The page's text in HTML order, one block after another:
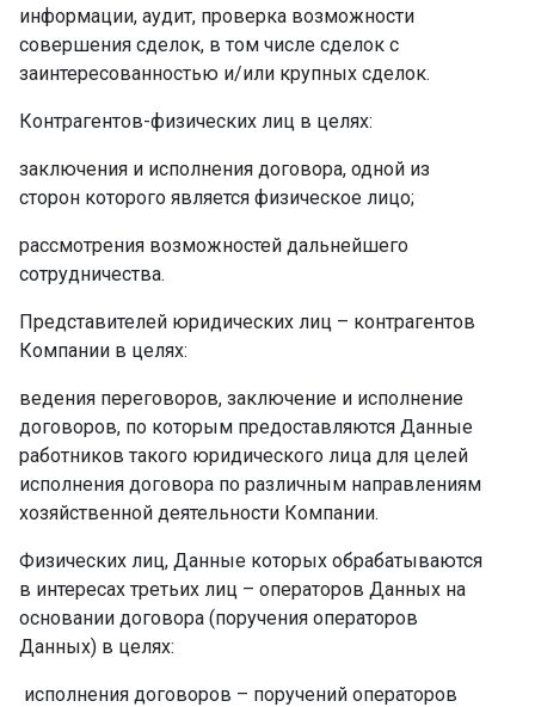
информации, аудит, проверка возможности
совершения сделок, в том числе сделок с
заинтересованностью и/или крупных сделок.
Контрагентов-физических лиц в целях: ­
заключения и исполнения договора, одной из
сторон которого является физическое лицо; ­
рассмотрения возможностей дальнейшего
сотрудничества.
Представителей юридических лиц – контрагентов
Компании в целях: ­
ведения переговоров, заключение и исполнение
договоров, по которым предоставляются Данные
работников такого юридического лица для целей
исполнения договора по различным направлениям
хозяйственной деятельности Компании.
Физических лиц, Данные которых обрабатываются
в интересах третьих лиц – операторов Данных на
основании договора (поручения операторов
Данных) в целях:
­ исполнения договоров – поручений операторов